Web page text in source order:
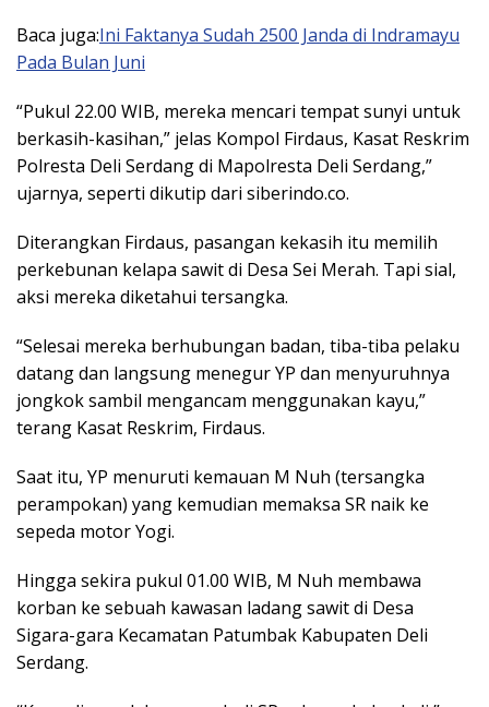
Baca juga:Ini Faktanya Sudah 2500 Janda di Indramayu
Pada Bulan Juni
“Pukul 22.00 WIB, mereka mencari tempat sunyi untuk
berkasih-kasihan,” jelas Kompol Firdaus, Kasat Reskrim
Polresta Deli Serdang di Mapolresta Deli Serdang,”
ujarnya, seperti dikutip dari siberindo.co.
Diterangkan Firdaus, pasangan kekasih itu memilih
perkebunan kelapa sawit di Desa Sei Merah. Tapi sial,
aksi mereka diketahui tersangka.
“Selesai mereka berhubungan badan, tiba-tiba pelaku
datang dan langsung menegur YP dan menyuruhnya
jongkok sambil mengancam menggunakan kayu,”
terang Kasat Reskrim, Firdaus.
Saat itu, YP menuruti kemauan M Nuh (tersangka
perampokan) yang kemudian memaksa SR naik ke
sepeda motor Yogi.
Hingga sekira pukul 01.00 WIB, M Nuh membawa
korban ke sebuah kawasan ladang sawit di Desa
Sigara-gara Kecamatan Patumbak Kabupaten Deli
Serdang.